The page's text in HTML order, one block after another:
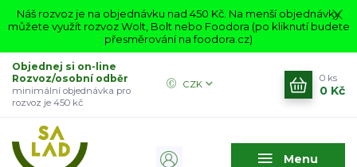
Náš rozvoz je na objednávku nad 450 Kč. Na menší objednávky
můžete využít rozvoz Wolt, Bolt nebo Foodora (po kliknutí budete
přesměrování na foodora.cz)
Menu
CZK
Objednej si on-line
Rozvoz/osobní odběr
minimální objednávka pro
rozvoz je 450 kč
0 ks
0 Kč